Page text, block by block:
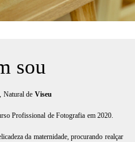
sou
, Natural de Viseu
Profissional de Fotografia em 2020.
da maternidade, procurando realçar